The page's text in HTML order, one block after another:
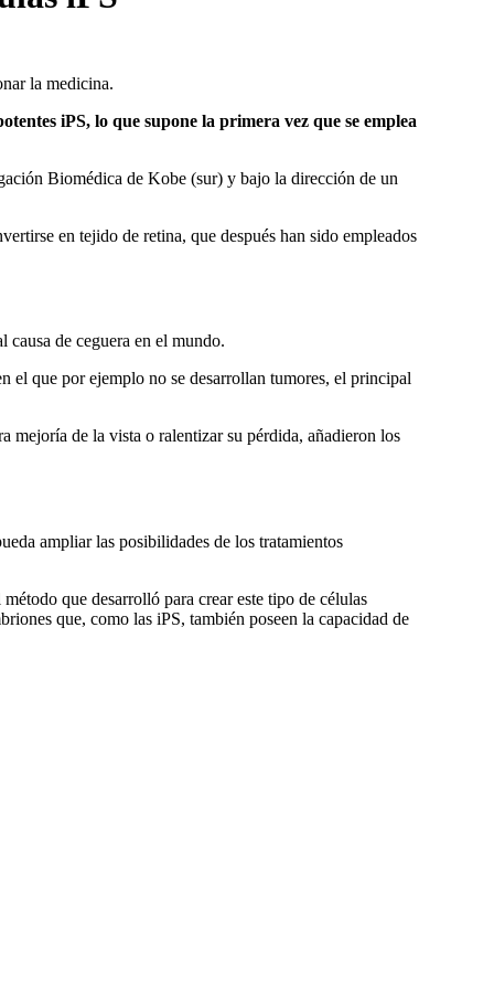
la medicina.
iPS, lo que supone la primera vez que se emplea
Biomédica de Kobe (sur) y bajo la dirección de un
en tejido de retina, que después han sido empleados
causa de ceguera en el mundo.
el que por ejemplo no se desarrollan tumores, el principal
mejoría de la vista o ralentizar su pérdida, añadieron los
ampliar las posibilidades de los tratamientos
que desarrolló para crear este tipo de células
que, como las iPS, también poseen la capacidad de